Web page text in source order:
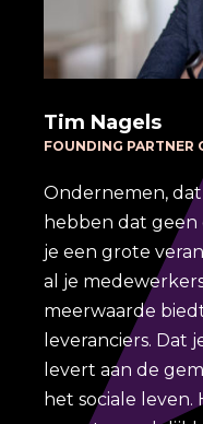
Tim Nagels
FOUNDING PARTNER
Ondernemen,
hebben dat geen
je een grote
al je
meerwaarde
leveranciers. Dat
levert aan de
het sociale leven.